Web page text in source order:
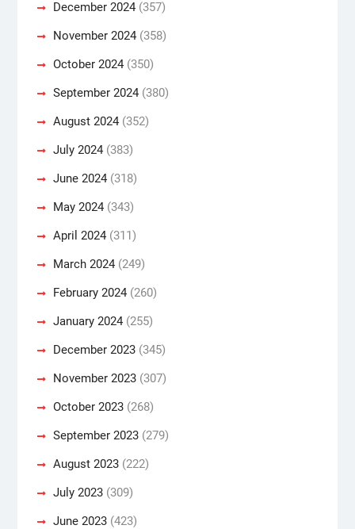
December 2024(357)
November 2024(358)
October 2024(350)
September 2024(380)
August 2024(352)
July 2024(383)
June 2024(318)
May 2024(343)
April 2024(311)
March 2024(249)
February 2024(260)
January 2024(255)
December 2023(345)
November 2023(307)
October 2023(268)
September 2023(279)
August 2023(222)
July 2023(309)
June 2023(423)